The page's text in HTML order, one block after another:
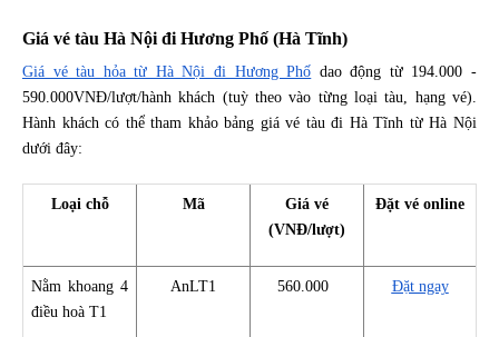
Giá vé tàu Hà Nội đi Hương Phố (Hà Tĩnh)
Giá vé tàu hỏa từ Hà Nội đi Hương Phố dao động từ 194.000 -
590.000VNĐ/lượt/hành khách (tuỳ theo vào từng loại tàu, hạng vé).
Hành khách có thể tham khảo bảng giá vé tàu đi Hà Tĩnh từ Hà Nội
dưới đây:
Loại chỗ Mã
Giá vé
(VNĐ/lượt)
Đặt vé online
Nằm khoang 4
điều hoà T1
AnLT1 560.000 Đặt ngay